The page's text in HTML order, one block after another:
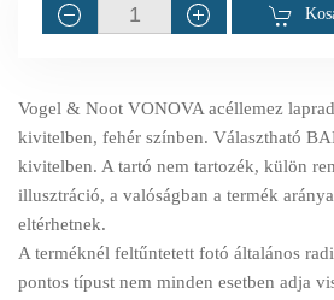
Vogel & Noot VONOVA acéllemez
kivitelben, fehér színben. Választható
kivitelben. A tartó nem tartozék, külön
illusztráció, a valóságban a termék
eltérhetnek.
A terméknél feltűntetett fotó általános
pontos típust nem minden esetben adja